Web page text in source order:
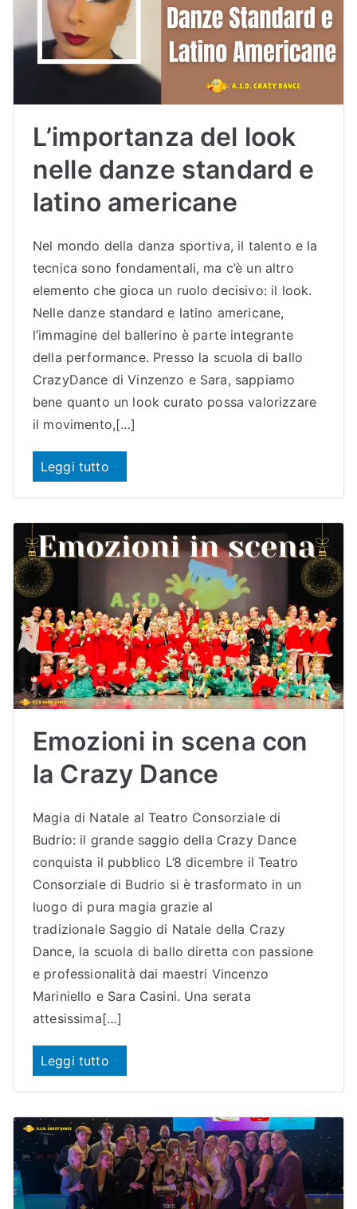
L’importanza del look
nelle danze standard e
latino americane
Nel mondo della danza sportiva, il talento e la
tecnica sono fondamentali, ma c’è un altro
elemento che gioca un ruolo decisivo: il look.
Nelle danze standard e latino americane,
l’immagine del ballerino è parte integrante
della performance. Presso la scuola di ballo
CrazyDance di Vinzenzo e Sara, sappiamo
bene quanto un look curato possa valorizzare
il movimento,[…]
Leggi tutto
Emozioni in scena con
la Crazy Dance
Magia di Natale al Teatro Consorziale di
Budrio: il grande saggio della Crazy Dance
conquista il pubblico L’8 dicembre il Teatro
Consorziale di Budrio si è trasformato in un
luogo di pura magia grazie al
tradizionale Saggio di Natale della Crazy
Dance, la scuola di ballo diretta con passione
e professionalità dai maestri Vincenzo
Mariniello e Sara Casini. Una serata
attesissima[…]
Leggi tutto